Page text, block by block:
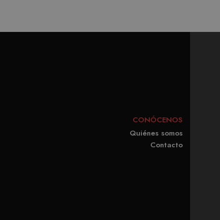
CONÓCENOS
Quiénes somos
Contacto
las preferencias
the pattern element on
or website it relates
the amount of data
más utilizado. Esta
sesiones y
videos incrustados.
de las preferencias
los sitios; también
la versión nueva o